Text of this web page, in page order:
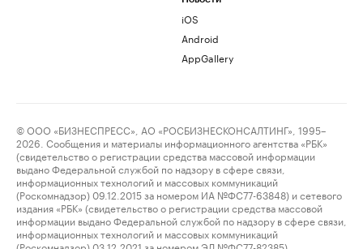
iOS
Android
AppGallery
© ООО «БИЗНЕСПРЕСС», АО «РОСБИЗНЕСКОНСАЛТИНГ», 1995–
2026. Сообщения и материалы информационного агентства «РБК»
(свидетельство о регистрации средства массовой информации
выдано Федеральной службой по надзору в сфере связи,
информационных технологий и массовых коммуникаций
(Роскомнадзор) 09.12.2015 за номером ИА №ФС77-63848) и сетевого
издания «РБК» (свидетельство о регистрации средства массовой
информации выдано Федеральной службой по надзору в сфере связи,
информационных технологий и массовых коммуникаций